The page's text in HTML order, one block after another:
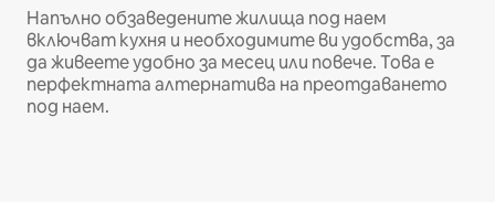
Напълно обзаведените жилища под наем
включват кухня и необходимите ви удобства, за
да живеете удобно за месец или повече. Това е
перфектната алтернатива на преотдаването
под наем.